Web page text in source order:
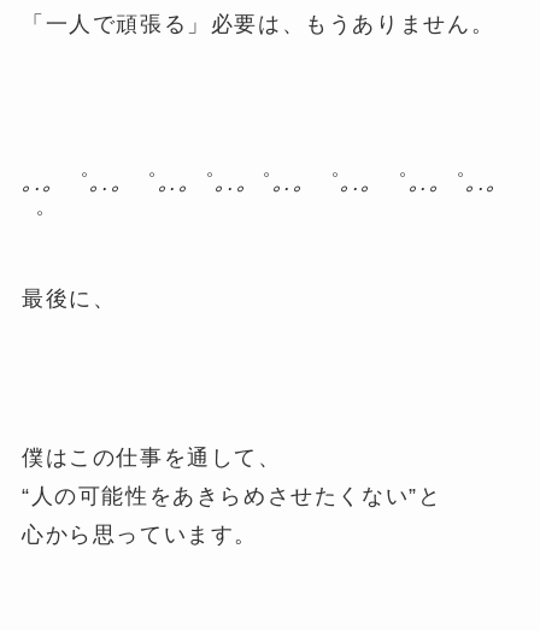
「一人で頑張る」必要は、もうありません。
｡.。 ゜｡.。 ゜ ｡.｡ ゜｡.｡ ゜ ｡.。 ゜｡.。 ゜ ｡.｡ ゜｡.｡
゜
最後に、
僕はこの仕事を通して、
“人の可能性をあきらめさせたくない”と
心から思っています。